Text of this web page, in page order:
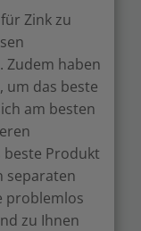
Zink zu
Zudem haben
um das beste
am besten
beste Produkt
separaten
problemlos
zu Ihnen